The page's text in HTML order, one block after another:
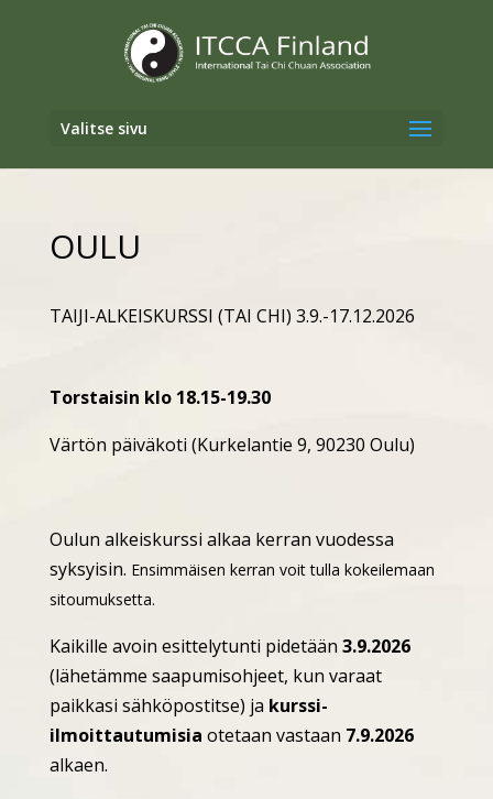
Valitse sivu
OULU
TAIJI-ALKEISKURSSI (TAI CHI) 3.9.-17.12.2026
Torstaisin klo 18.15-19.30
Värtön päiväkoti (Kurkelantie 9, 90230 Oulu)
Oulun alkeiskurssi alkaa kerran vuodessa
syksyisin. Ensimmäisen kerran voit tulla kokeilemaan
sitoumuksetta.
Kaikille avoin esittelytunti pidetään 3.9.2026
(lähetämme saapumisohjeet, kun varaat
paikkasi sähköpostitse) ja kurssi-
ilmoittautumisia otetaan vastaan 7.9.2026
alkaen.